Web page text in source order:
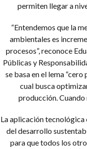
permiten llegar a
“Entendemos que la
ambientales es
procesos”, reconoce
Públicas y
se basa en el lema
cual busca
producción. Cuando
La aplicación tecnológica
del desarrollo
para que todos los